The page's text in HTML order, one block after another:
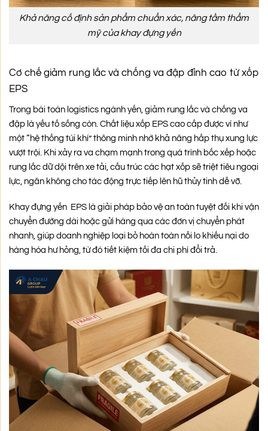
Khả năng cố định sản phẩm chuẩn xác, nâng tầm thẩm
mỹ của khay đựng yến
Cơ chế giảm rung lắc và chống va đập đỉnh cao từ xốp
EPS
Trong bài toán logistics ngành yến, giảm rung lắc và chống va
đập là yếu tố sống còn. Chất liệu xốp EPS cao cấp được ví như
một “hệ thống túi khí” thông minh nhờ khả năng hấp thụ xung lực
vượt trội. Khi xảy ra va chạm mạnh trong quá trình bốc xếp hoặc
rung lắc dữ dội trên xe tải, cấu trúc các hạt xốp sẽ triệt tiêu ngoại
lực, ngăn không cho tác động trực tiếp lên hũ thủy tinh dễ vỡ.
Khay đựng yến EPS là giải pháp bảo vệ an toàn tuyệt đối khi vận
chuyển đường dài hoặc gửi hàng qua các đơn vị chuyển phát
nhanh, giúp doanh nghiệp loại bỏ hoàn toàn nỗi lo khiếu nại do
hàng hóa hư hỏng, từ đó tiết kiệm tối đa chi phí đổi trả.